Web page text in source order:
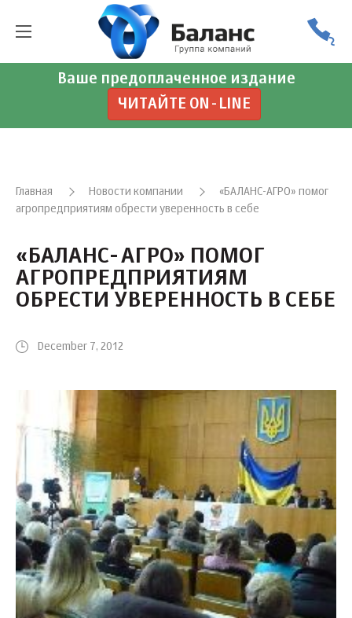
Ваше предоплаченное издание
ЧИТАЙТЕ ON-LINE
Главная Новости компании
«БАЛАНС-АГРО» помог
агропредприятиям обрести уверенность в себе
«БАЛАНС-АГРО» ПОМОГ
АГРОПРЕДПРИЯТИЯМ
ОБРЕСТИ УВЕРЕННОСТЬ В СЕБЕ
December 7, 2012